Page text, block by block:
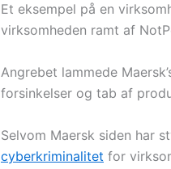
Et eksempel på en
virksomheden ramt af
Angrebet lammede
forsinkelser og tab af
Selvom Maersk siden har
cyberkriminalitet for